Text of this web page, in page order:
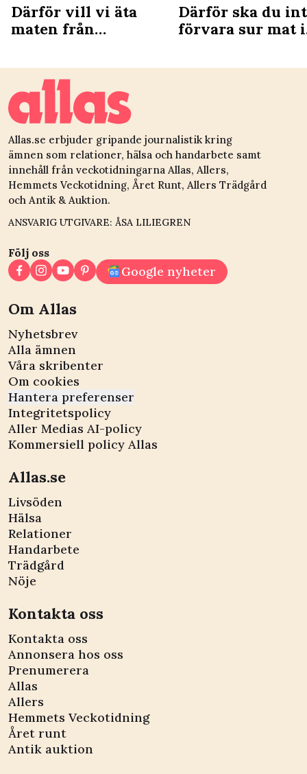
Därför vill vi äta
maten från
studie förklarar
Därför ska du
förvara sur mat i
Allas.se erbjuder gripande journalistik kring
ämnen som relationer, hälsa och handarbete samt
innehåll från veckotidningarna Allas, Allers,
Hemmets Veckotidning, Året Runt, Allers Trädgård
och Antik & Auktion.
ANSVARIG UTGIVARE: ÅSA LILIEGREN
Följ oss
Google nyheter
Om Allas
Nyhetsbrev
Alla ämnen
Våra skribenter
Om cookies
Hantera preferenser
Integritetspolicy
Aller Medias AI-policy
Kommersiell policy Allas
Allas.se
Livsöden
Hälsa
Relationer
Handarbete
Trädgård
Nöje
Kontakta oss
Kontakta oss
Annonsera hos oss
Prenumerera
Allas
Allers
Hemmets Veckotidning
Året runt
Antik auktion